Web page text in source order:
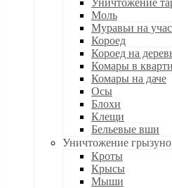
Уничтожение
Моль
Муравьи на
Короед
Короед на
Комары в
Комары на даче
Осы
Блохи
Клещи
Бельевые вши
Уничтожение
Кроты
Крысы
Мыши